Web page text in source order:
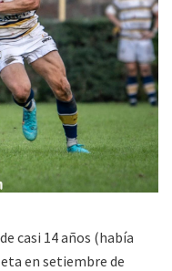
casi 14 años (había
en setiembre de